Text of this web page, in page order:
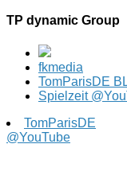
TP dynamic Group
fkmedia
TomParisDE
Spielzeit
TomParisDE
@YouTube